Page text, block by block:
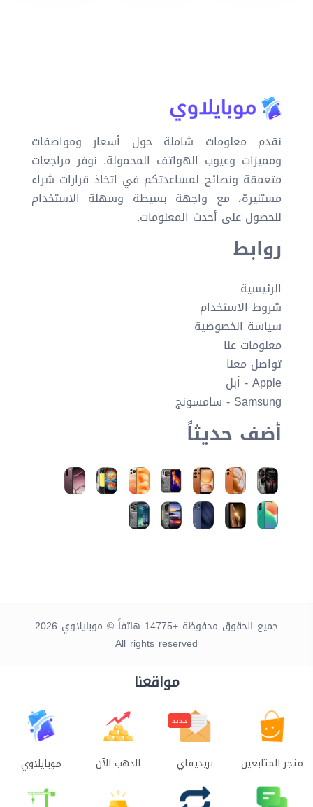
نقدم معلومات شاملة حول أسعار ومواصفات
ومميزات وعيوب الهواتف المحمولة. نوفر مراجعات
متعمقة ونصائح لمساعدتكم في اتخاذ قرارات شراء
مستنيرة، مع واجهة بسيطة وسهلة الاستخدام
للحصول على أحدث المعلومات.
روابط
الرئيسية
شروط الاستخدام
سياسة الخصوصية
معلومات عنا
تواصل معنا
Apple - أبل
Samsung - سامسونج
أضف حديثاً
جميع الحقوق محفوظة +14775 هاتفاً © موبايلاوي 2026
All rights reserved